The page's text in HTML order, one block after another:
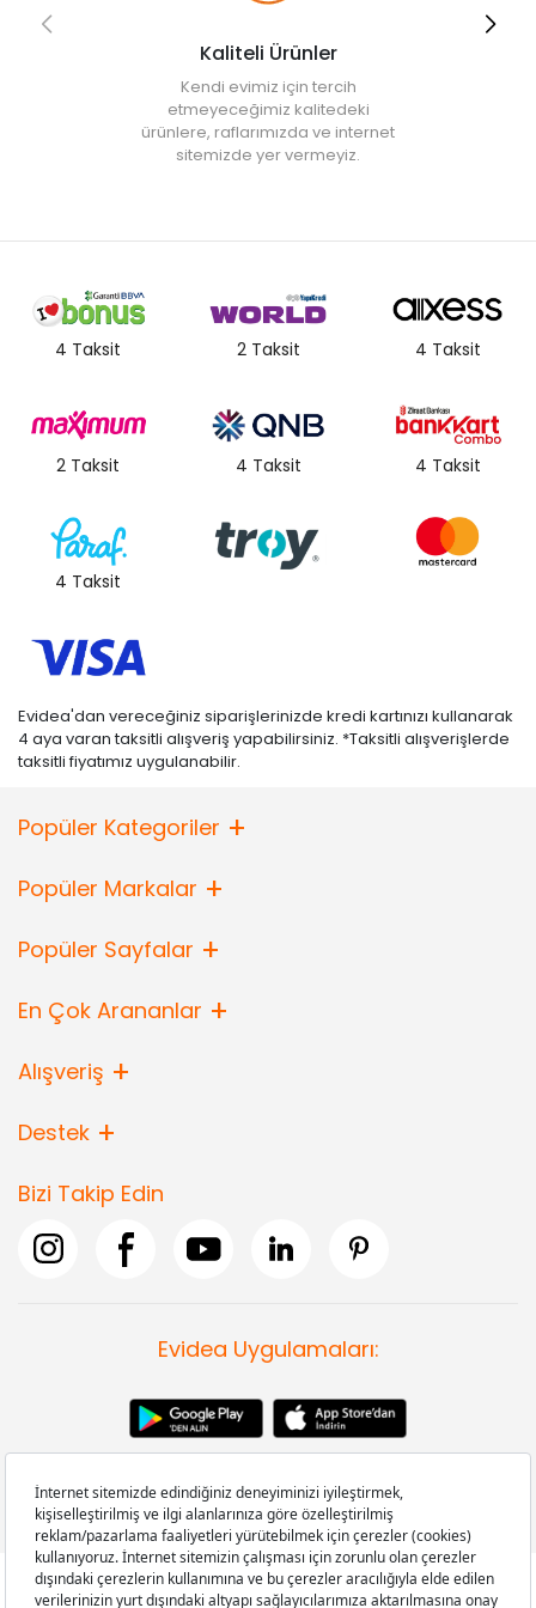
Kaliteli Ürünler
Kendi evimiz için tercih
etmeyeceğimiz kalitedeki
ürünlere, raflarımızda ve internet
sitemizde yer vermeyiz.
4 Taksit 2 Taksit 4 Taksit
2 Taksit 4 Taksit 4 Taksit
4 Taksit
Evidea'dan vereceğiniz siparişlerinizde kredi kartınızı kullanarak
4 aya varan taksitli alışveriş yapabilirsiniz. *Taksitli alışverişlerde
taksitli fiyatımız uygulanabilir.
Popüler Kategoriler
Popüler Markalar
Popüler Sayfalar
En Çok Arananlar
Alışveriş
Destek
Bizi Takip Edin
Evidea Uygulamaları: